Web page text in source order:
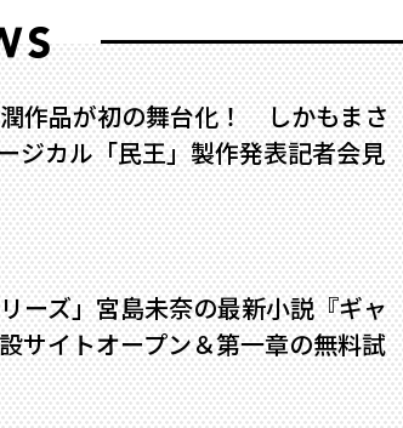
作品が初の舞台化！ しかもまさ
ジカル「民王」製作発表記者会見
ーズ」宮島未奈の最新小説『ギャ
サイトオープン＆第一章の無料試